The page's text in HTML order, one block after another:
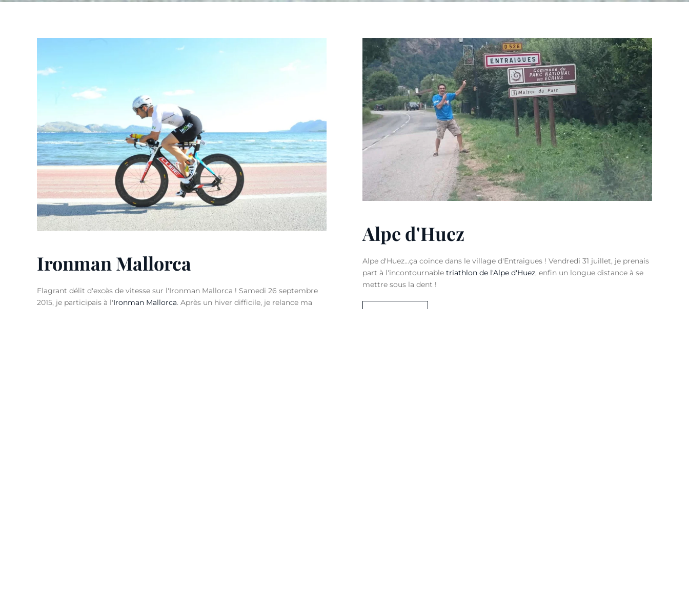
Ironman Mallorca
Flagrant délit d'excès de vitesse sur l'Ironman Mallorca ! Samedi 26 septembre
2015, je participais à l'Ironman Mallorca. Après un hiver difficile, je relance ma
Alpe d'Huez
Alpe d'Huez...ça coince dans le village d'Entraigues ! Vendredi 31 juillet, je prenais
part à l'incontournable triathlon de l'Alpe d'Huez, enfin un longue distance à se
mettre sous la dent !